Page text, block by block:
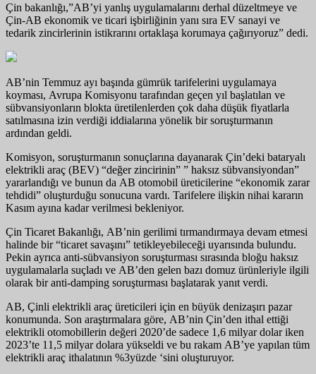
Çin bakanlığı,”AB’yi yanlış uygulamalarını derhal düzeltmeye ve
Çin-AB ekonomik ve ticari işbirliğinin yanı sıra EV sanayi ve
tedarik zincirlerinin istikrarını ortaklaşa korumaya çağırıyoruz” dedi.
AB’nin Temmuz ayı başında gümrük tarifelerini uygulamaya
koyması, Avrupa Komisyonu tarafından geçen yıl başlatılan ve
sübvansiyonların blokta üretilenlerden çok daha düşük fiyatlarla
satılmasına izin verdiği iddialarına yönelik bir soruşturmanın
ardından geldi.
Komisyon, soruşturmanın sonuçlarına dayanarak Çin’deki bataryalı
elektrikli araç (BEV) “değer zincirinin” ” haksız sübvansiyondan”
yararlandığı ve bunun da AB otomobil üreticilerine “ekonomik zarar
tehdidi” oluşturduğu sonucuna vardı. Tarifelere ilişkin nihai kararın
Kasım ayına kadar verilmesi bekleniyor.
Çin Ticaret Bakanlığı, AB’nin gerilimi tırmandırmaya devam etmesi
halinde bir “ticaret savaşını” tetikleyebileceği uyarısında bulundu.
Pekin ayrıca anti-sübvansiyon soruşturması sırasında bloğu haksız
uygulamalarla suçladı ve AB’den gelen bazı domuz ürünleriyle ilgili
olarak bir anti-damping soruşturması başlatarak yanıt verdi.
AB, Çinli elektrikli araç üreticileri için en büyük denizaşırı pazar
konumunda. Son araştırmalara göre, AB’nin Çin’den ithal ettiği
elektrikli otomobillerin değeri 2020’de sadece 1,6 milyar dolar iken
2023’te 11,5 milyar dolara yükseldi ve bu rakam AB’ye yapılan tüm
elektrikli araç ithalatının %3yüzde ‘sini oluşturuyor.